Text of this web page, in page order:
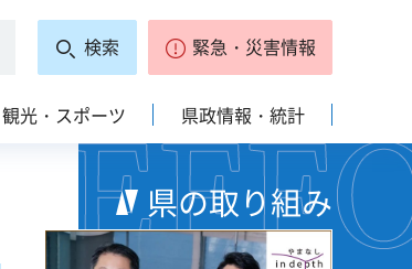
検索 緊急・災害情報
観光・スポーツ 県政情報・統計
県の取り組み